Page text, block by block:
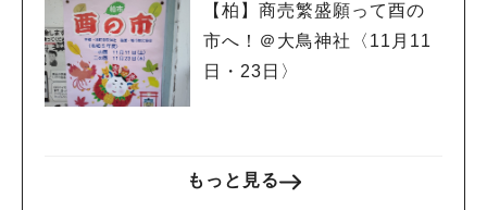
【柏】商売繁盛願って酉の
市へ！＠大鳥神社〈11月11
日・23日〉
もっと見る